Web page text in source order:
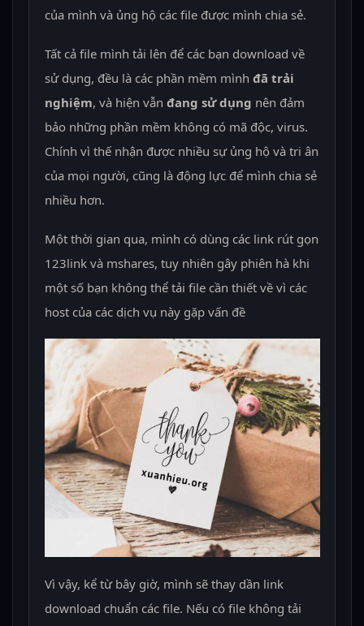
của mình và ủng hộ các file được mình chia sẻ.
Tất cả file mình tải lên để các bạn download về
sử dụng, đều là các phần mềm mình đã trải
nghiệm, và hiện vẫn đang sử dụng nên đảm
bảo những phần mềm không có mã độc, virus.
Chính vì thế nhận được nhiều sự ủng hộ và tri ân
của mọi người, cũng là động lực để mình chia sẻ
nhiều hơn.
Một thời gian qua, mình có dùng các link rút gọn
123link và mshares, tuy nhiên gây phiên hà khi
một số bạn không thể tải file cần thiết về vì các
host của các dịch vụ này gặp vấn đề
Vì vậy, kể từ bây giờ, mình sẽ thay dần link
download chuẩn các file. Nếu có file không tải